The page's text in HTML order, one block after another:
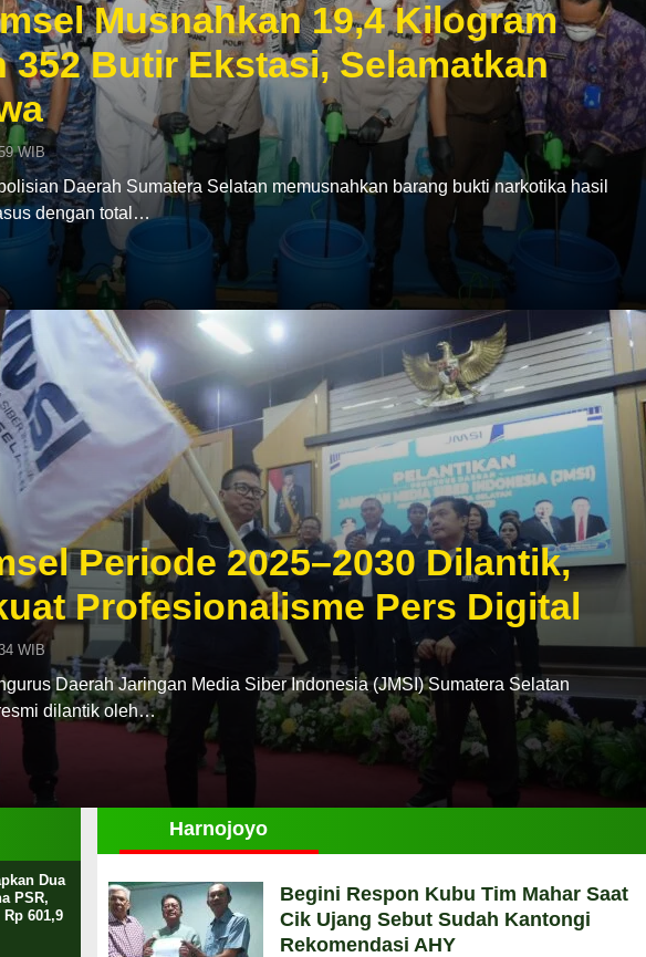
Musnahkan 19,4 Kilogram
352 Butir Ekstasi, Selamatkan
WIB
Daerah Sumatera Selatan memusnahkan barang bukti narkotika hasil
dengan total…
Periode 2025–2030 Dilantik,
Profesionalisme Pers Digital
WIB
Daerah Jaringan Media Siber Indonesia (JMSI) Sumatera Selatan
dilantik oleh…
Dua
PSR,
601,9
Harnojoyo
Begini Respon Kubu Tim Mahar Saat
Cik Ujang Sebut Sudah Kantongi
Rekomendasi AHY